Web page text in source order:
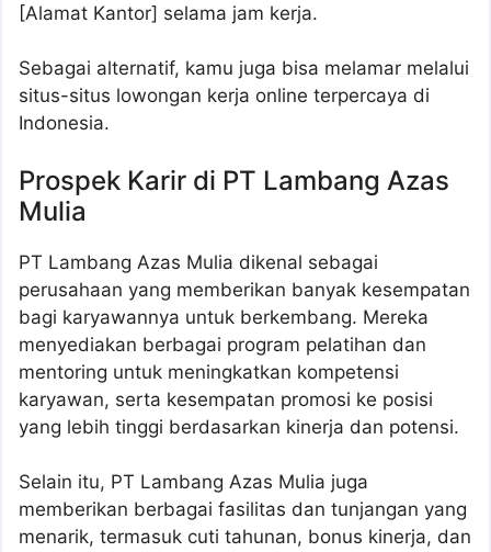
[Alamat Kantor] selama jam kerja.
Sebagai alternatif, kamu juga bisa melamar melalui
situs-situs lowongan kerja online terpercaya di
Indonesia.
Prospek Karir di PT Lambang Azas
Mulia
PT Lambang Azas Mulia dikenal sebagai
perusahaan yang memberikan banyak kesempatan
bagi karyawannya untuk berkembang. Mereka
menyediakan berbagai program pelatihan dan
mentoring untuk meningkatkan kompetensi
karyawan, serta kesempatan promosi ke posisi
yang lebih tinggi berdasarkan kinerja dan potensi.
Selain itu, PT Lambang Azas Mulia juga
memberikan berbagai fasilitas dan tunjangan yang
menarik, termasuk cuti tahunan, bonus kinerja, dan